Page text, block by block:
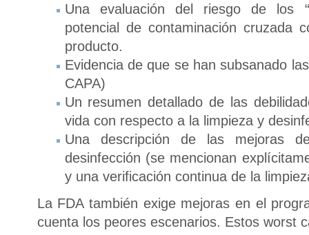
Una evaluación del riesgo de los
potencial de contaminación cruzada
producto.
Evidencia de que se han subsanado
CAPA)
Un resumen detallado de las
vida con respecto a la limpieza y
Una descripción de las mejoras
desinfección (se mencionan
y una verificación continua de la
La FDA también exige mejoras en el
cuenta los peores escenarios. Estos worst